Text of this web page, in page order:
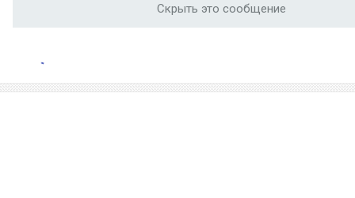
Скрыть это сообщение